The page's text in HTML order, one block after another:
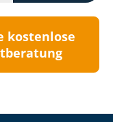
kostenlose